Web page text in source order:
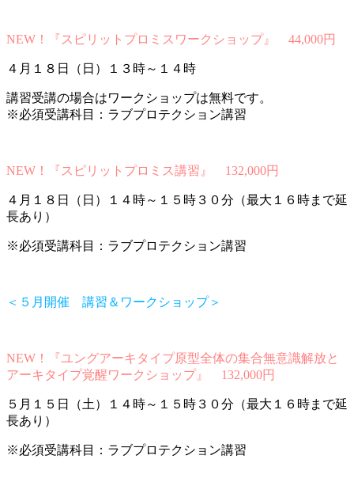
NEW！『スピリットプロミスワークショップ』 44,000円
４月１８日（日）１３時～１４時
講習受講の場合はワークショップは無料です。
※必須受講科目：ラブプロテクション講習
NEW！『スピリットプロミス講習』 132,000円
４月１８日（日）１４時～１５時３０分（最大１６時まで延
長あり）
※必須受講科目：ラブプロテクション講習
＜５月開催 講習＆ワークショップ＞
NEW！『ユングアーキタイプ原型全体の集合無意識解放と
アーキタイプ覚醒ワークショップ』 132,000円
５月１５日（土）１４時～１５時３０分（最大１６時まで延
長あり）
※必須受講科目：ラブプロテクション講習